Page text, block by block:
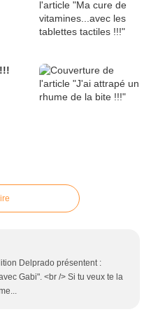
Delprado présentent :
Gabi". <br /> Si tu veux te la